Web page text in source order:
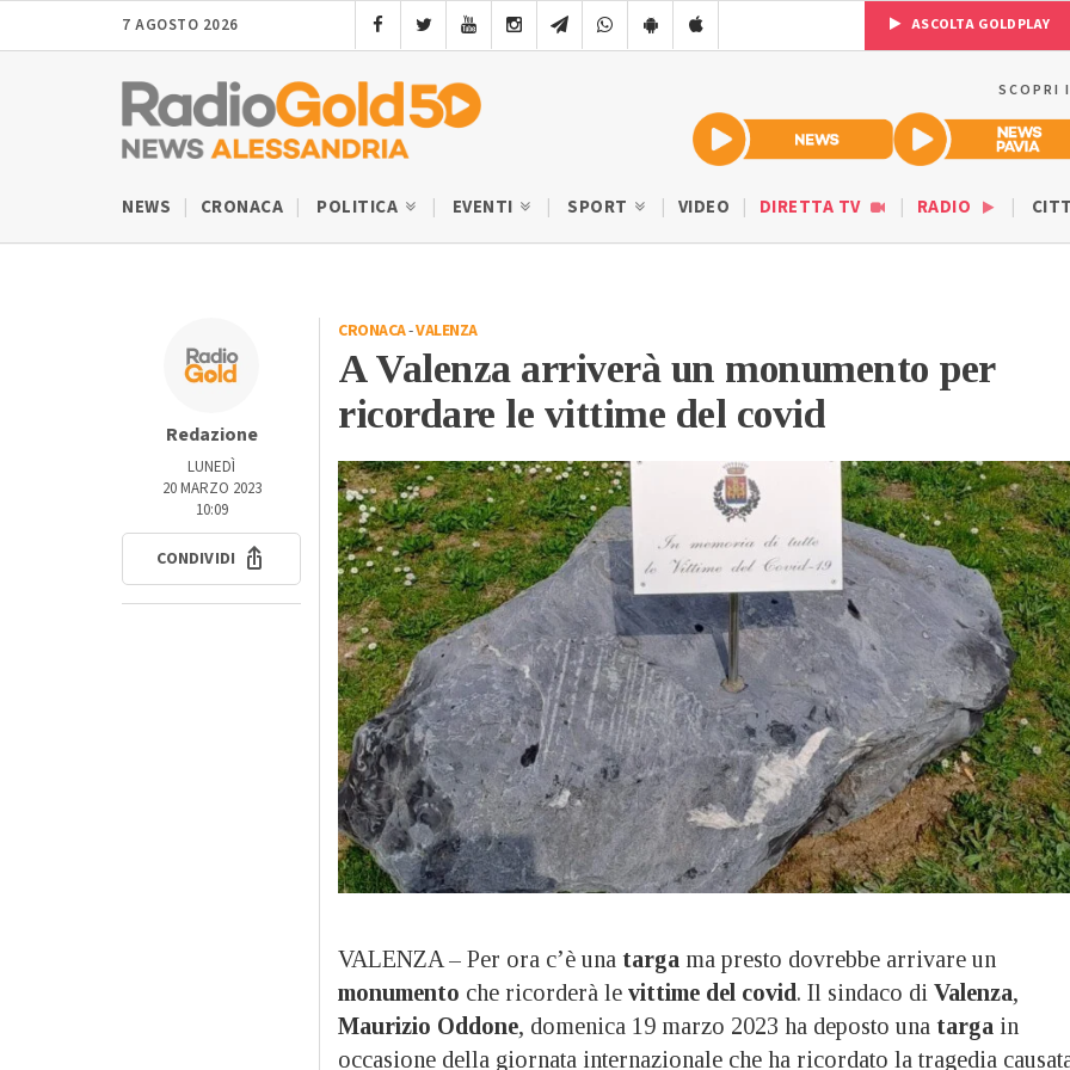
7 AGOSTO 2026 ASCOLTA GOLDPLAY
SCOPRI
NEWS CRONACA POLITICA EVENTI SPORT VIDEO DIRETTA TV RADIO
Redazione
LUNEDÌ
20 MARZO 2023
10:09
CONDIVIDI
CRONACA-VALENZA
A Valenza arriverà un monumento per
ricordare le vittime del covid
VALENZA – Per ora c’è una targa ma presto dovrebbe arrivare un
monumento che ricorderà le vittime del covid. Il sindaco di Valenza,
Maurizio Oddone, domenica 19 marzo 2023 ha deposto una targa in
occasione della giornata internazionale che ha ricordato la tragedia